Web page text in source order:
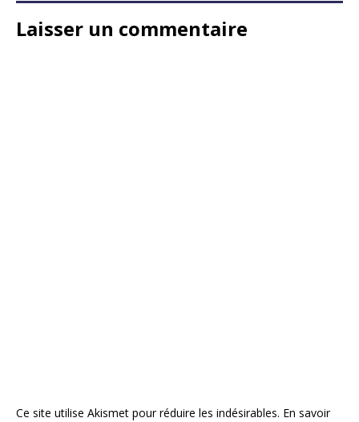
Laisser un commentaire
Ce site utilise Akismet pour réduire les indésirables. En savoir